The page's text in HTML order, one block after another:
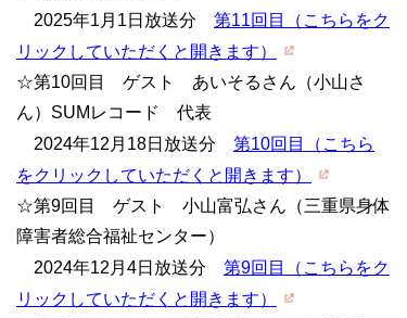
2025年1月1日放送分 第11回目（こちらをク
リックしていただくと開きます）
☆第10回目 ゲスト あいそるさん（小山さ
ん） SUM レコード 代表
2024年12月18日放送分 第10回目（こちら
をクリックしていただくと開きます）
☆第9回目 ゲスト 小山富弘さん（三重県身体
障害者総合福祉センター）
2024年12 月 4日放送分 第9回目（こちらをク
リックしていただくと開きます）